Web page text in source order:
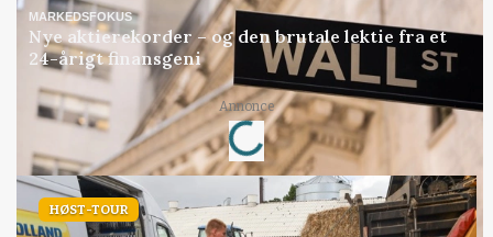
MARKEDSFOKUS
Nye aktierekorder – og den brutale lektie fra et
24-årigt finansgeni
Annonce
Loading...
HØST-TOUR